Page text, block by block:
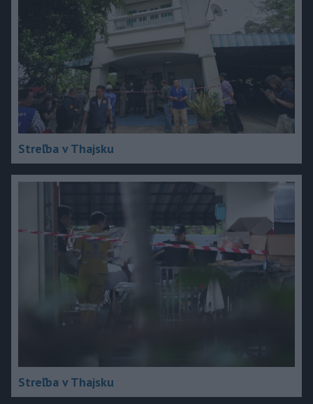
Streľba v Thajsku
Streľba v Thajsku